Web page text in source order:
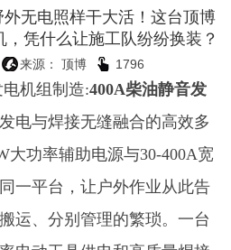
无电照样干大活！这台顶博
凭什么让施工队纷纷换装？
来源： 顶博 1796
机组制造:400A柴油静音发
电与焊接无缝融合的高效多
大功率辅助电源与30-400A宽
一平台，让户外作业从此告
运、分别管理的繁琐。一台